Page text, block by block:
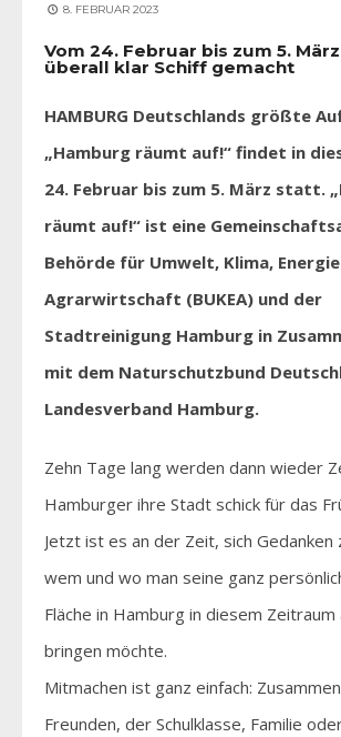
8. FEBRUAR 2023
Vom 24. Februar bis zum 5.
überall klar Schiff gemacht
HAMBURG Deutschlands größte
„Hamburg räumt auf!“ findet in
24. Februar bis zum 5. März statt.
räumt auf!“ ist eine
Behörde für Umwelt, Klima,
Agrarwirtschaft (BUKEA) und der
Stadtreinigung Hamburg in
mit dem Naturschutzbund
Landesverband Hamburg.
Zehn Tage lang werden dann wieder
Hamburger ihre Stadt schick für das
Jetzt ist es an der Zeit, sich Gedanken
wem und wo man seine ganz
Fläche in Hamburg in diesem Zeitraum
bringen möchte.
Mitmachen ist ganz einfach:
Freunden, der Schulklasse, Familie